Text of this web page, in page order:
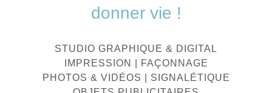
donner vie !
STUDIO GRAPHIQUE & DIGITAL
IMPRESSION | FAÇONNAGE
PHOTOS & VIDÉOS | SIGNALÉTIQUE